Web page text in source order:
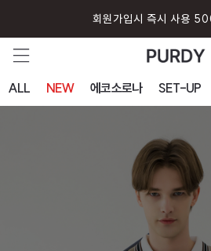
회원가입시 즉시 사용
ALL NEW 에코소로나 SET-UP